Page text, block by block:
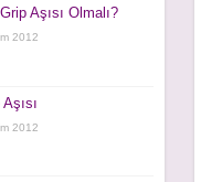
Aşısı Olmalı?
2012
2012